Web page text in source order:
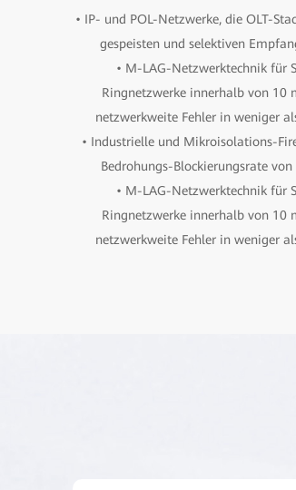
• IP- und POL-Netzwerke, die OLT-
gespeisten und selektiven
• M-LAG-Netzwerktechnik für
Ringnetzwerke innerhalb von 10
netzwerkweite Fehler in weniger
• Industrielle und Mikroisolations-
Bedrohungs-Blockierungsrate
• M-LAG-Netzwerktechnik für
Ringnetzwerke innerhalb von 10
netzwerkweite Fehler in weniger